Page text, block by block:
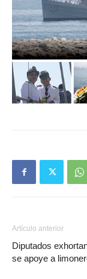
Artículo anterior
Diputados
se apoye a